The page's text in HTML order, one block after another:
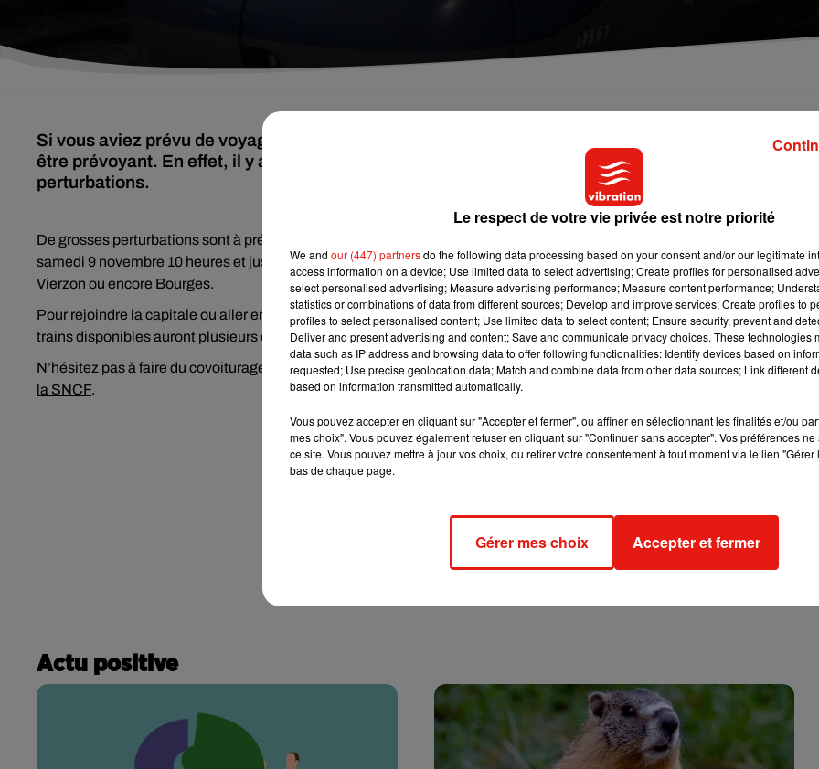
Si vous aviez prévu de voyager ce week-end afin de profiter de votre long week-end, il va vous
être prévoyant. En effet, il y aura des travaux sur le rail français dès demain ce qui engendra des
perturbations.
De grosses perturbations sont à prévoir de nouveau ce week-end en Centre-Val du Loire du côté de la SNCF. Dès demain
samedi 9 novembre 10 heures et jusqu’à lundi 11 novembre 16 heures, aucun train ne circulera entre Paris et Orléans,
Vierzon ou encore Bourges.
Pour rejoindre la capitale ou aller en région Centre-Val de Loire, il vous faudra prendre votre mal en patience, car les seuls
trains disponibles auront plusieurs changements et le temps de trajet ainsi que les prix seront revus à la hausse.
N’hésitez pas à faire du covoiturage ou bien à vous déplacer en bus. Toutes les infos sont disponibles surle site régionnal
la SNCF.
Actu positive
Le respect de votre vie privée est notre priorité
We and our (447) partnersdo the following data processing based on your consent and/or our legitimate
access information on a device; Use limited data to select advertising; Create profiles for personalised
select personalised advertising; Measure advertising performance; Measure content performance;
statistics or combinations of data from different sources; Develop and improve services; Create profiles to
profiles to select personalised content; Use limited data to select content; Ensure security, prevent and
Deliver and present advertising and content; Save and communicate privacy choices. These technologies
data such as IP address and browsing data to offer following functionalities: Identify devices based on
requested; Use precise geolocation data; Match and combine data from other data sources; Link different
based on information transmitted automatically.
Vous pouvez accepter en cliquant sur "Accepter et fermer", ou affiner en sélectionnant les finalités et/ou
mes choix". Vous pouvez également refuser en cliquant sur "Continuer sans accepter". Vos préférences
ce site. Vous pouvez mettre à jour vos choix, ou retirer votre consentement à tout moment via le lien
bas de chaque page.
Gérer mes choix Accepter et fermer